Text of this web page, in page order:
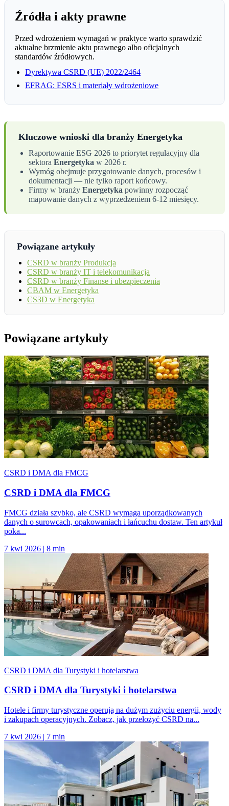
Źródła i akty prawne
Przed wdrożeniem wymagań w praktyce warto sprawdzić
aktualne brzmienie aktu prawnego albo oficjalnych
standardów źródłowych.
Dyrektywa CSRD (UE) 2022/2464
EFRAG: ESRS i materiały wdrożeniowe
Kluczowe wnioski dla branży Energetyka
Raportowanie ESG 2026 to priorytet regulacyjny dla
sektora Energetyka w 2026 r.
Wymóg obejmuje przygotowanie danych, procesów i
dokumentacji — nie tylko raport końcowy.
Firmy w branży Energetyka powinny rozpocząć
mapowanie danych z wyprzedzeniem 6-12 miesięcy.
Powiązane artykuły
CSRD w branży Produkcja
CSRD w branży IT i telekomunikacja
CSRD w branży Finanse i ubezpieczenia
CBAM w Energetyka
CS3D w Energetyka
Powiązane artykuły
CSRD i DMA dla FMCG
CSRD i DMA dla FMCG
FMCG działa szybko, ale CSRD wymaga uporządkowanych
danych o surowcach, opakowaniach i łańcuchu dostaw. Ten artykuł
poka...
7 kwi 2026 | 8 min
CSRD i DMA dla Turystyki i hotelarstwa
CSRD i DMA dla Turystyki i hotelarstwa
Hotele i firmy turystyczne operują na dużym zużyciu energii, wody
i zakupach operacyjnych. Zobacz, jak przełożyć CSRD na...
7 kwi 2026 | 7 min